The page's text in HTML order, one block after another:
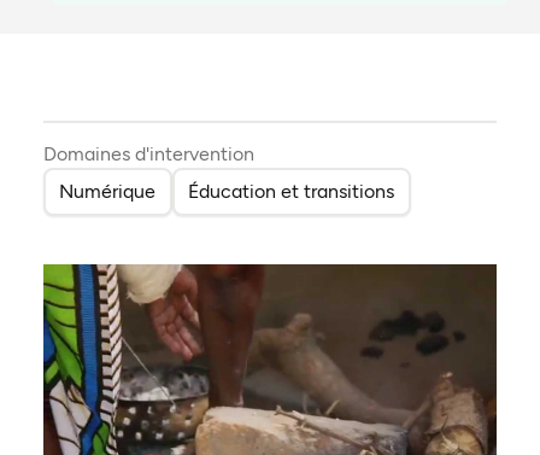
Domaines d'intervention
Numérique
Éducation et transitions